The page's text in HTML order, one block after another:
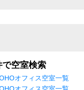
で空室検索
オフィス空室一覧